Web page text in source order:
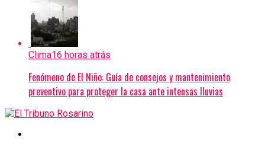
Clima16 horas atrás
Fenómeno de El Niño: Guía de consejos y mantenimiento
preventivo para proteger la casa ante intensas lluvias